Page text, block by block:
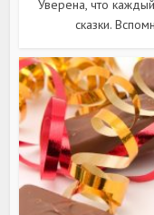
Уверена, что
сказки.